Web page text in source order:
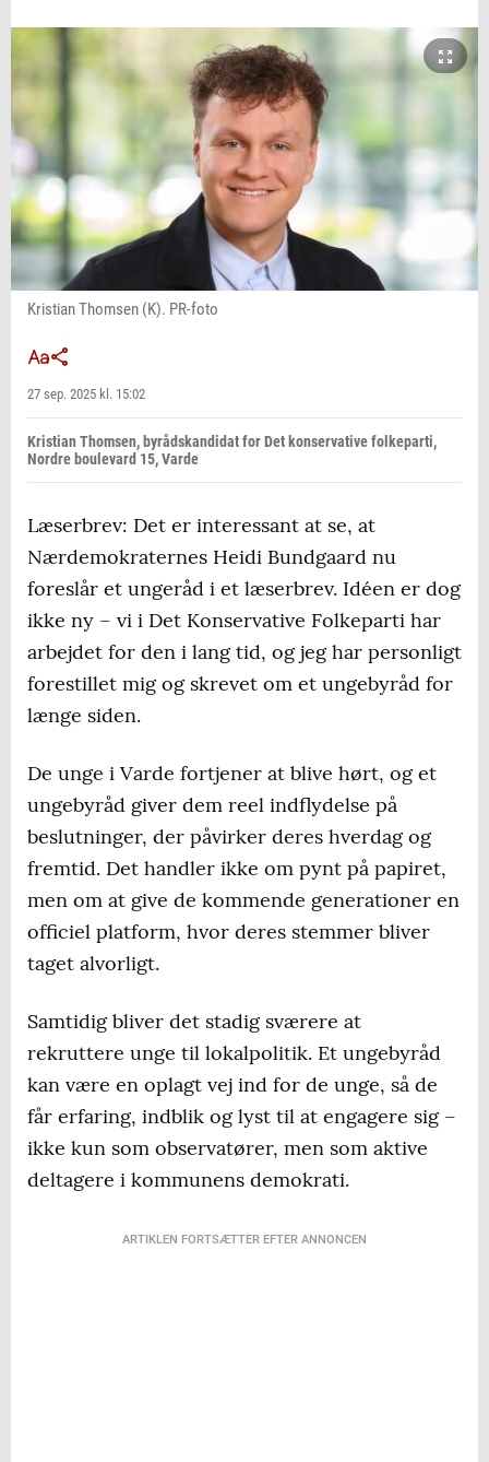
Kristian Thomsen (K). PR-foto
27 sep. 2025 kl. 15:02
Kristian Thomsen, byrådskandidat for Det konservative folkeparti,
Nordre boulevard 15, Varde
Læserbrev: Det er interessant at se, at
Nærdemokraternes Heidi Bundgaard nu
foreslår et ungeråd i et læserbrev. Idéen er dog
ikke ny – vi i Det Konservative Folkeparti har
arbejdet for den i lang tid, og jeg har personligt
forestillet mig og skrevet om et ungebyråd for
længe siden.
De unge i Varde fortjener at blive hørt, og et
ungebyråd giver dem reel indflydelse på
beslutninger, der påvirker deres hverdag og
fremtid. Det handler ikke om pynt på papiret,
men om at give de kommende generationer en
officiel platform, hvor deres stemmer bliver
taget alvorligt.
Samtidig bliver det stadig sværere at
rekruttere unge til lokalpolitik. Et ungebyråd
kan være en oplagt vej ind for de unge, så de
får erfaring, indblik og lyst til at engagere sig –
ikke kun som observatører, men som aktive
deltagere i kommunens demokrati.
ARTIKLEN FORTSÆTTER EFTER ANNONCEN